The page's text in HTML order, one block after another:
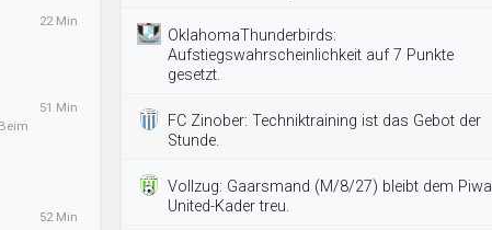
22 Min
51 Min
52 Min
OklahomaThunderbirds:
Aufstiegswahrscheinlichkeit auf 7 Punkte
gesetzt.
FC Zinober: Techniktraining ist das Gebot der
Stunde.
Vollzug: Gaarsmand (M/8/27) bleibt dem Piwa
United-Kader treu.